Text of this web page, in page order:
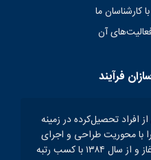
کارشناسان ما
آن
فرآیند
جمعی از افراد تحصیل‌کرده در زمینه
با محوریت طراحی و اجرای
سیستم‌های کنترل و ابزار دقیق آغاز و از سال ۱۳۸۴ با کسب رتبه